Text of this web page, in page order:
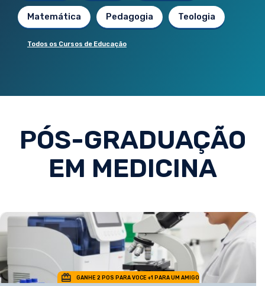
Matemática Pedagogia Teologia
Todos os Cursos de Educação
PÓS-GRADUAÇÃO
EM MEDICINA
GANHE 2 POS PARA VOCE +1 PARA UM AMIGO